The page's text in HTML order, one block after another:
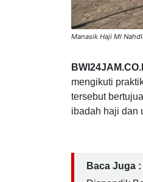
Manasik Haji MI
mengikuti